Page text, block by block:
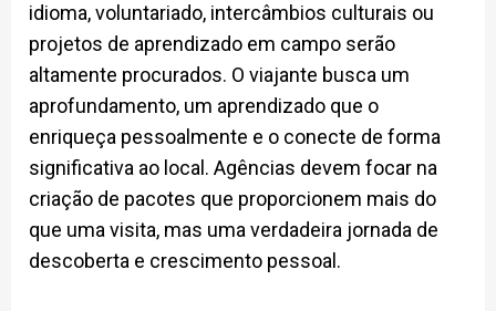
idioma, voluntariado, intercâmbios culturais ou
projetos de aprendizado em campo serão
altamente procurados. O viajante busca um
aprofundamento, um aprendizado que o
enriqueça pessoalmente e o conecte de forma
significativa ao local. Agências devem focar na
criação de pacotes que proporcionem mais do
que uma visita, mas uma verdadeira jornada de
descoberta e crescimento pessoal.